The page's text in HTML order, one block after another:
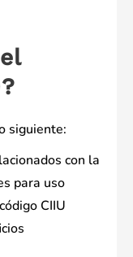
siguiente:
con la
para uso
CIIU